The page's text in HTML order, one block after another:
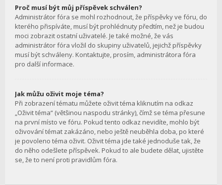
Proč musí být můj příspěvek schválen?
Administrátor fóra se mohl rozhodnout, že příspěvky ve fóru, do
kterého přispíváte, musí být prohlédnuty předtím, než je budou
moci zobrazit ostatní uživatelé. Je také možné, že vás
administrátor fóra vložil do skupiny uživatelů, jejichž příspěvky
musí být schváleny. Kontaktujte, prosím, administrátora fóra
pro další informace.
Jak můžu oživit moje téma?
Při zobrazení tématu můžete oživit téma kliknutím na odkaz
„Oživit téma“ (většinou naspodu stránky), čímž se téma přesune
na první místo ve fóru. Pokud tento odkaz nevidíte, mohlo být
oživování témat zakázáno, nebo ještě neuběhla doba, po které
je povoleno téma oživit. Oživit téma jde také jednoduše tak, že
do něho odešlete příspěvek. Pokud to ale budete dělat, ujistěte
se, že to není proti pravidlům fóra.